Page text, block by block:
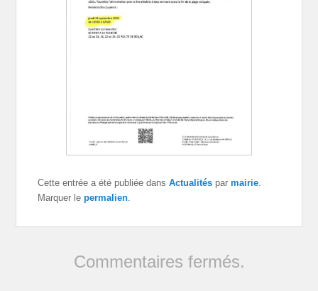
Cette entrée a été publiée dansActualités parmairie.
Marquer lepermalien.
Commentaires fermés.